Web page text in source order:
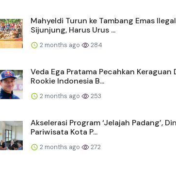
Mahyeldi Turun ke Tambang Emas Ilegal
Sijunjung, Harus Urus ...
2 months ago 284
Veda Ega Pratama Pecahkan Keraguan
Rookie Indonesia B...
2 months ago 253
Akselerasi Program ‘Jelajah Padang’,
Pariwisata Kota P...
2 months ago 272